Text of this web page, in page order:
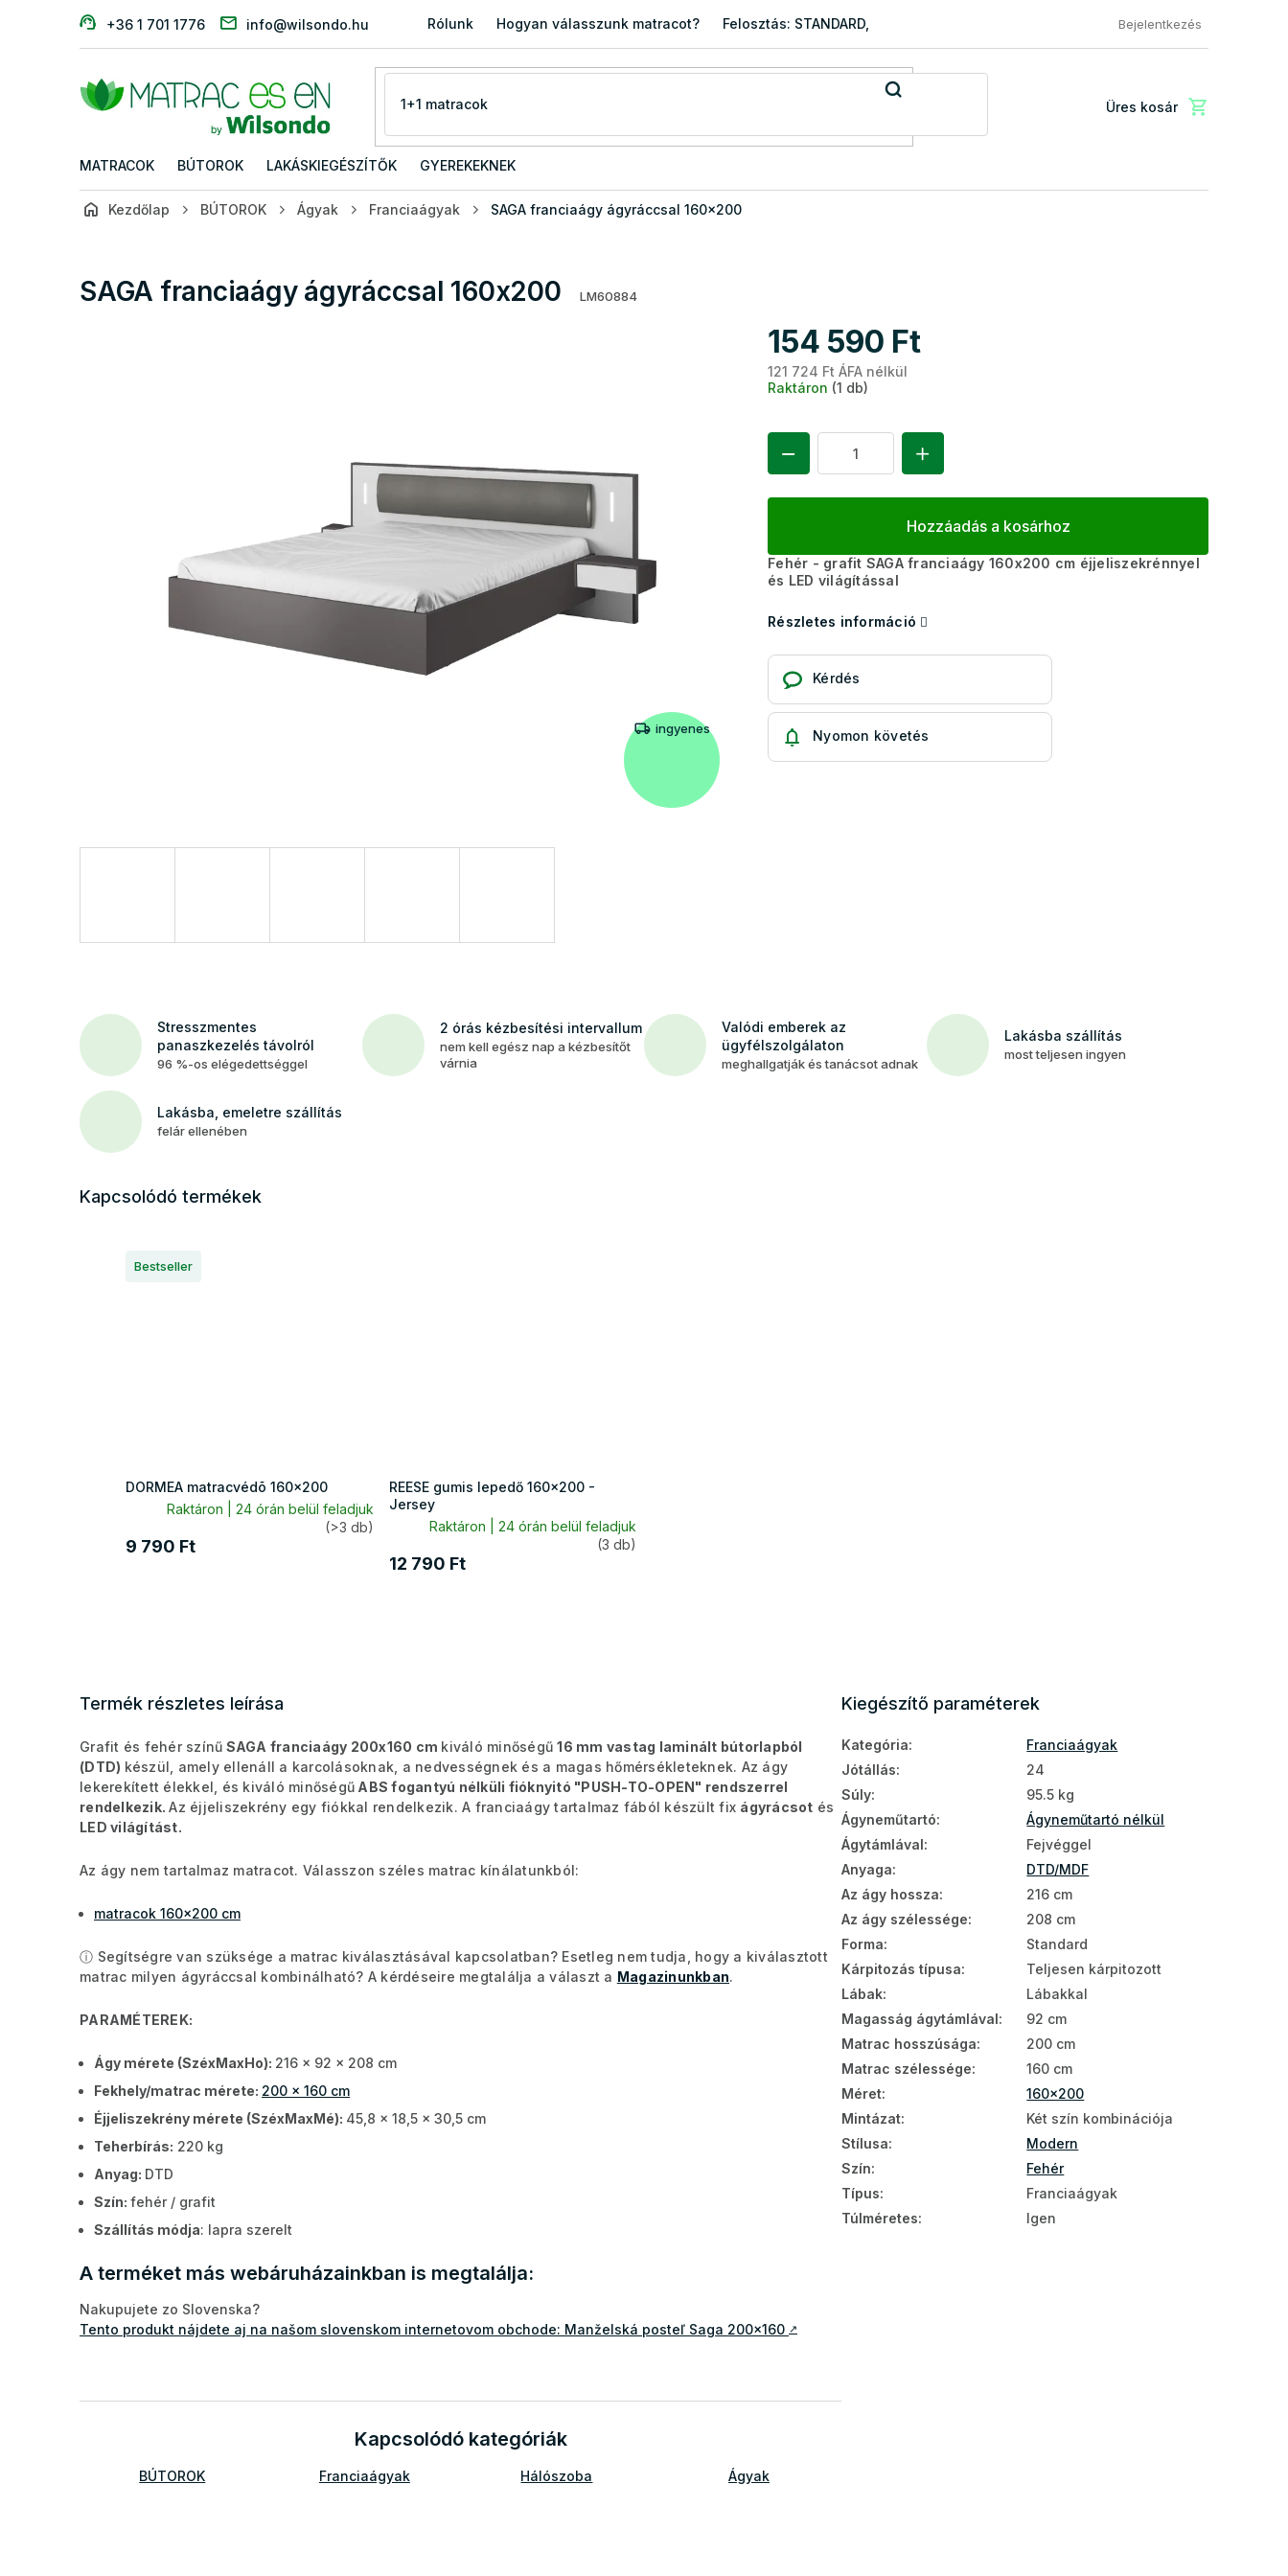
+36 1 701 1776 info@wilsondo.hu Rólunk Hogyan válasszunk matracot? Felosztás: STANDARD, PREMIUM a EXCLUSIVE Reklamácio és áru visszaküldése
Bejelentkezés
Kosár
Üres kosár
MATRACOK BÚTOROK LAKÁSKIEGÉSZÍTŐK GYEREKEKNEK
Kezdőlap BÚTOROK Ágyak Franciaágyak SAGA franciaágy ágyráccsal 160x200
SAGA franciaágy ágyráccsal 160x200 LM60884
ingyenes
154 590 Ft
121 724 Ft ÁFA nélkül
Raktáron (1 db)
Hozzáadás a kosárhoz
Fehér - grafit SAGA franciaágy 160x200 cm éjjeliszekrénnyel
és LED világítással
Részletes információ
Kérdés
Nyomon követés
Stresszmentes
panaszkezelés távolról
96 %-os elégedettséggel
2 órás kézbesítési intervallum
nem kell egész nap a kézbesítőt
várnia
Valódi emberek az
ügyfélszolgálaton
meghallgatják és tanácsot adnak
Lakásba szállítás
most teljesen ingyen
Lakásba, emeletre szállítás
felár ellenében
Kapcsolódó termékek
Bestseller
DORMEA matracvédõ 160x200
Raktáron | 24 órán belül feladjuk
(>3 db)
9 790 Ft
REESE gumis lepedő 160x200 -
Jersey
Raktáron | 24 órán belül feladjuk
(3 db)
12 790 Ft
Termék részletes leírása
Grafit és fehér színű SAGA franciaágy 200x160 cm kiváló minőségű16 mm vastag laminált bútorlapból
(DTD) készül, amely ellenáll a karcolásoknak, a nedvességnek és a magas hőmérsékleteknek. Az ágy
lekerekített élekkel, és kiváló minőségű ABS fogantyú nélküli fióknyitó "PUSH-TO-OPEN" rendszerrel
rendelkezik. Az éjjeliszekrény egy fiókkal rendelkezik. A franciaágy tartalmaz fából készült fix ágyrácsot és
LED világítást.
Az ágy nem tartalmaz matracot. Válasszon széles matrac kínálatunkból:
matracok 160x200 cm
ⓘ Segítségre van szüksége a matrac kiválasztásával kapcsolatban? Esetleg nem tudja, hogy a kiválasztott
matrac milyen ágyráccsal kombinálható? A kérdéseire megtalálja a választ a Magazinunkban.
PARAMÉTEREK:
Ágy mérete (SzéxMaxHo): 216 x 92 x 208 cm
Fekhely/matrac mérete: 200 x 160 cm
Éjjeliszekrény mérete (SzéxMaxMé): 45,8 x 18,5 x 30,5 cm
Teherbírás: 220 kg
Anyag: DTD
Szín: fehér / grafit
Szállítás módja: lapra szerelt
A terméket más webáruházainkban is megtalálja:
Nakupujete zo Slovenska?
Tento produkt nájdete aj na našom slovenskom internetovom obchode: Manželská posteľ Saga 200x160 ↗
Kapcsolódó kategóriák
BÚTOROK Franciaágyak Hálószoba Ágyak
Kiegészítő paraméterek
Kategória:
Franciaágyak
Jótállás:
24
Súly:
95.5 kg
Ágyneműtartó:
Ágyneműtartó nélkül
Ágytámlával:
Fejvéggel
Anyaga:
DTD/MDF
Az ágy hossza:
216 cm
Az ágy szélessége:
208 cm
Forma:
Standard
Kárpitozás típusa:
Teljesen kárpitozott
Lábak:
Lábakkal
Magasság ágytámlával:
92 cm
Matrac hosszúsága:
200 cm
Matrac szélessége:
160 cm
Méret:
160x200
Mintázat:
Két szín kombinációja
Stílusa:
Modern
Szín:
Fehér
Típus:
Franciaágyak
Túlméretes: Igen